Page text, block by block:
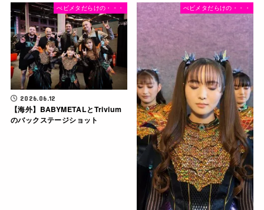
べビメタだらけの・・・
2026.06.12
【海外】BABYMETALとTrivium
のバックステージショット
べビメタだらけの・・・